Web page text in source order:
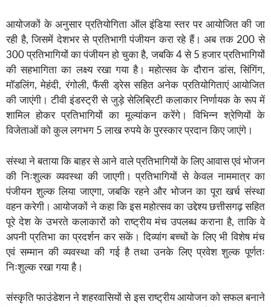
आयोजकों के अनुसार प्रतियोगिता ऑल इंडिया स्तर पर आयोजित की जा
रही है, जिसमें देशभर से प्रतिभागी पंजीयन करा रहे हैं। अब तक 200 से
300 प्रतिभागियों का पंजीयन हो चुका है, जबकि 4 से 5 हजार प्रतिभागियों
की सहभागिता का लक्ष्य रखा गया है। महोत्सव के दौरान डांस, सिंगिंग,
मॉडलिंग, मेहंदी, रंगोली, फैंसी ड्रेस सहित अनेक प्रतियोगिताएं आयोजित
की जाएंगी। टीवी इंडस्ट्री से जुड़े सेलिब्रिटी कलाकार निर्णायक के रूप में
शामिल होकर प्रतिभागियों का मूल्यांकन करेंगे। विभिन्न श्रेणियों के
विजेताओं को कुल लगभग 5 लाख रुपये के पुरस्कार प्रदान किए जाएंगे।
संस्था ने बताया कि बाहर से आने वाले प्रतिभागियों के लिए आवास एवं भोजन
की निःशुल्क व्यवस्था की जाएगी। प्रतिभागियों से केवल नाममात्र का
पंजीयन शुल्क लिया जाएगा, जबकि रहने और भोजन का पूरा खर्च संस्था
वहन करेगी। आयोजकों ने कहा कि इस महोत्सव का उद्देश्य छत्तीसगढ़ सहित
पूरे देश के उभरते कलाकारों को राष्ट्रीय मंच उपलब्ध कराना है, ताकि वे
अपनी प्रतिभा का प्रदर्शन कर सकें। दिव्यांग बच्चों के लिए भी विशेष मंच
एवं सम्मान की व्यवस्था की गई है तथा उनके लिए प्रवेश शुल्क पूर्णतः
निःशुल्क रखा गया है।
संस्कृति फाउंडेशन ने शहरवासियों से इस राष्ट्रीय आयोजन को सफल बनाने